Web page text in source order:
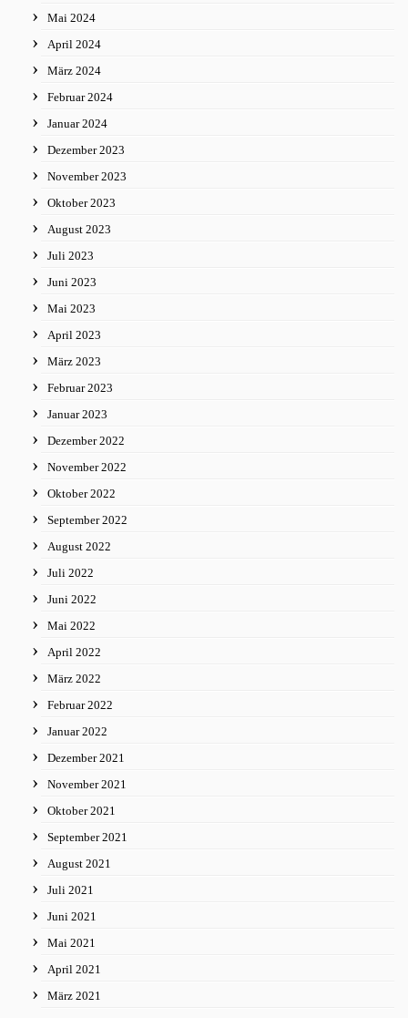
Mai 2024
April 2024
März 2024
Februar 2024
Januar 2024
Dezember 2023
November 2023
Oktober 2023
August 2023
Juli 2023
Juni 2023
Mai 2023
April 2023
März 2023
Februar 2023
Januar 2023
Dezember 2022
November 2022
Oktober 2022
September 2022
August 2022
Juli 2022
Juni 2022
Mai 2022
April 2022
März 2022
Februar 2022
Januar 2022
Dezember 2021
November 2021
Oktober 2021
September 2021
August 2021
Juli 2021
Juni 2021
Mai 2021
April 2021
März 2021